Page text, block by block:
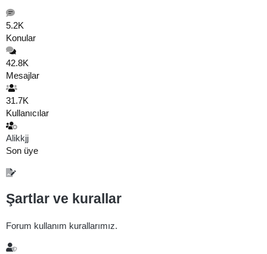
5.2K
Konular
42.8K
Mesajlar
31.7K
Kullanıcılar
Alikkjj
Son üye
Şartlar ve kurallar
Forum kullanım kurallarımız.